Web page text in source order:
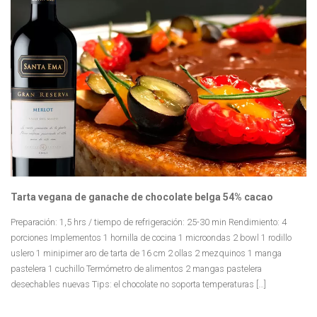
Tarta vegana de ganache de chocolate belga 54% cacao
Preparación: 1,5 hrs / tiempo de refrigeración: 25-30 min Rendimiento: 4
porciones Implementos 1 hornilla de cocina 1 microondas 2 bowl 1 rodillo
uslero 1 minipimer aro de tarta de 16 cm 2 ollas 2 mezquinos 1 manga
pastelera 1 cuchillo Termómetro de alimentos 2 mangas pastelera
desechables nuevas Tips: el chocolate no soporta temperaturas […]